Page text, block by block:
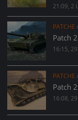
21:09, 2
PATCHE /
Patch
16:15,
PATCHE /
Patch
16:08,